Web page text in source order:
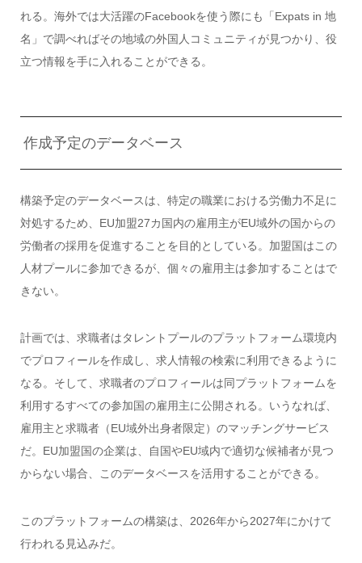
れる。海外では大活躍のFacebookを使う際にも「Expats in 地
名」で調べればその地域の外国人コミュニティが見つかり、役
立つ情報を手に入れることができる。
作成予定のデータベース
構築予定のデータベースは、特定の職業における労働力不足に
対処するため、EU加盟27カ国内の雇用主がEU域外の国からの
労働者の採用を促進することを目的としている。加盟国はこの
人材プールに参加できるが、個々の雇用主は参加することはで
きない。
計画では、求職者はタレントプールのプラットフォーム環境内
でプロフィールを作成し、求人情報の検索に利用できるように
なる。そして、求職者のプロフィールは同プラットフォームを
利用するすべての参加国の雇用主に公開される。いうなれば、
雇用主と求職者（EU域外出身者限定）のマッチングサービス
だ。EU加盟国の企業は、自国やEU域内で適切な候補者が見つ
からない場合、このデータベースを活用することができる。
このプラットフォームの構築は、2026年から2027年にかけて
行われる見込みだ。